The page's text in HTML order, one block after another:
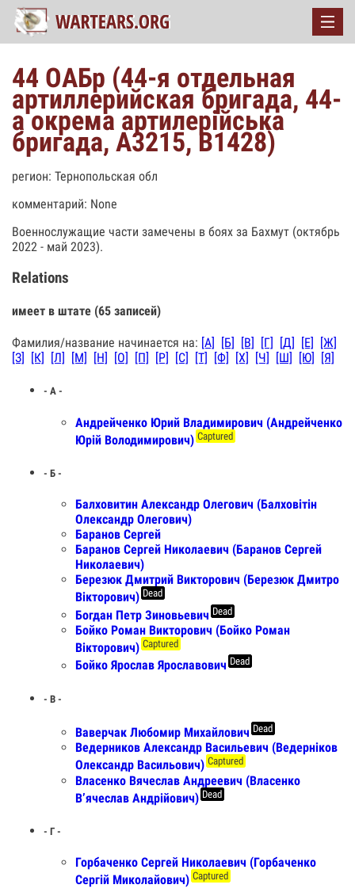
44 ОАБр (44-я отдельная
артиллерийская бригада, 44-
а окрема артилерійська
бригада, А3215, В1428)
регион: Тернопольская обл
комментарий: None
Военнослужащие части замечены в боях за Бахмут (октябрь
2022 - май 2023).
Relations
имеет в штате (65 записей)
Фамилия/название начинается на: [А] [Б] [В] [Г] [Д] [Е]
[Ж]
[З]
[К] [Л] [М] [Н] [О] [П] [Р] [С] [Т] [Ф] [Х] [Ч] [Ш] [Ю] [Я]
- А -
Андрейченко Юрий Владимирович (Андрейченко
Юрій Володимирович) Captured
- Б -
Балховитин Александр Олегович (Балховітін
Олександр Олегович)
Баранов Сергей
Баранов Сергей Николаевич (Баранов Сергей
Николаевич)
Березюк Дмитрий Викторович (Березюк Дмитро
Вікторович) Dead
Богдан Петр Зиновьевич Dead
Бойко Роман Викторович (Бойко Роман
Вікторович) Captured
Бойко Ярослав Ярославович Dead
- В -
Ваверчак Любомир Михайлович Dead
Ведерников Александр Васильевич (Ведерніков
Олександр Васильович) Captured
Власенко Вячеслав Андреевич (Власенко
В’ячеслав Андрійович) Dead
- Г -
Горбаченко Сергей Николаевич (Горбаченко
Сергій Миколайович) Captured